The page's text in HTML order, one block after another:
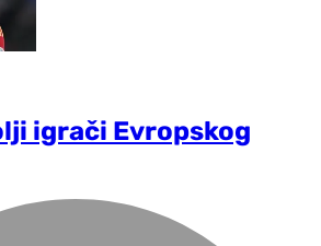
igrači Evropskog